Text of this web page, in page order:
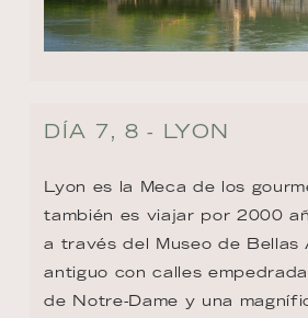
DÍA 7, 8 - LYON
Lyon es la Meca de los
también es viajar por 2000
a través del Museo de Bellas
antiguo con calles
de Notre-Dame y una